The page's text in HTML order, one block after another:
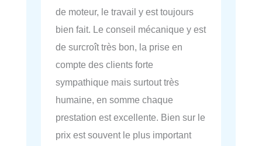
de moteur, le travail y est toujours
bien fait. Le conseil mécanique y est
de surcroît très bon, la prise en
compte des clients forte
sympathique mais surtout très
humaine, en somme chaque
prestation est excellente. Bien sur le
prix est souvent le plus important